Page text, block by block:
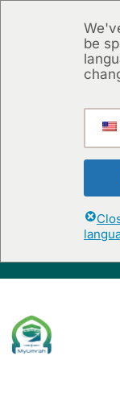
be